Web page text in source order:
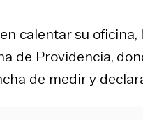
calentar su
de Providencia,
de medir y